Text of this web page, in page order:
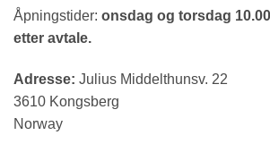
Åpningstider: onsdag og torsdag
etter avtale.
Adresse: Julius Middelthunsv. 22
3610 Kongsberg
Norway